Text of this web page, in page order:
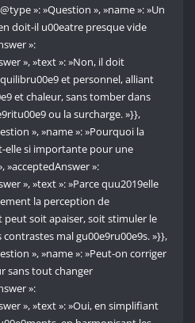
»: »Question », »name »: »Un
doit-il u00eatre presque vide
»:
», »text »: »Non, il doit
et personnel, alliant
et chaleur, sans tomber dans
ou la surcharge. »}},
», »name »: »Pourquoi la
elle si importante pour une
»acceptedAnswer »:
», »text »: »Parce quu2019elle
la perception de
peut soit apaiser, soit stimuler le
contrastes mal gu00e9ru00e9s. »}},
», »name »: »Peut-on corriger
sans tout changer
»:
», »text »: »Oui, en simplifiant